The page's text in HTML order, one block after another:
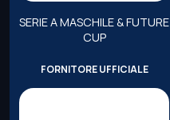
SERIE A MASCHILE & FUTURE
CUP
FORNITORE UFFICIALE